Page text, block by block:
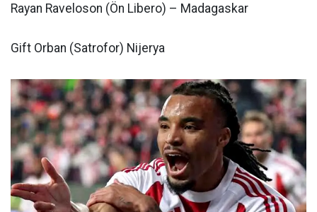
Rayan Raveloson (Ön Libero) – Madagaskar
Gift Orban (Satrofor) Nijerya